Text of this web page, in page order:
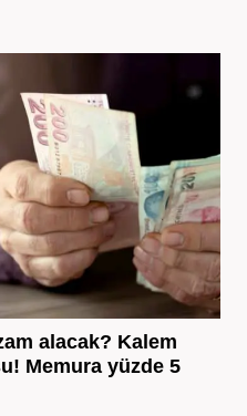
alacak? Kalem
Memura yüzde 5